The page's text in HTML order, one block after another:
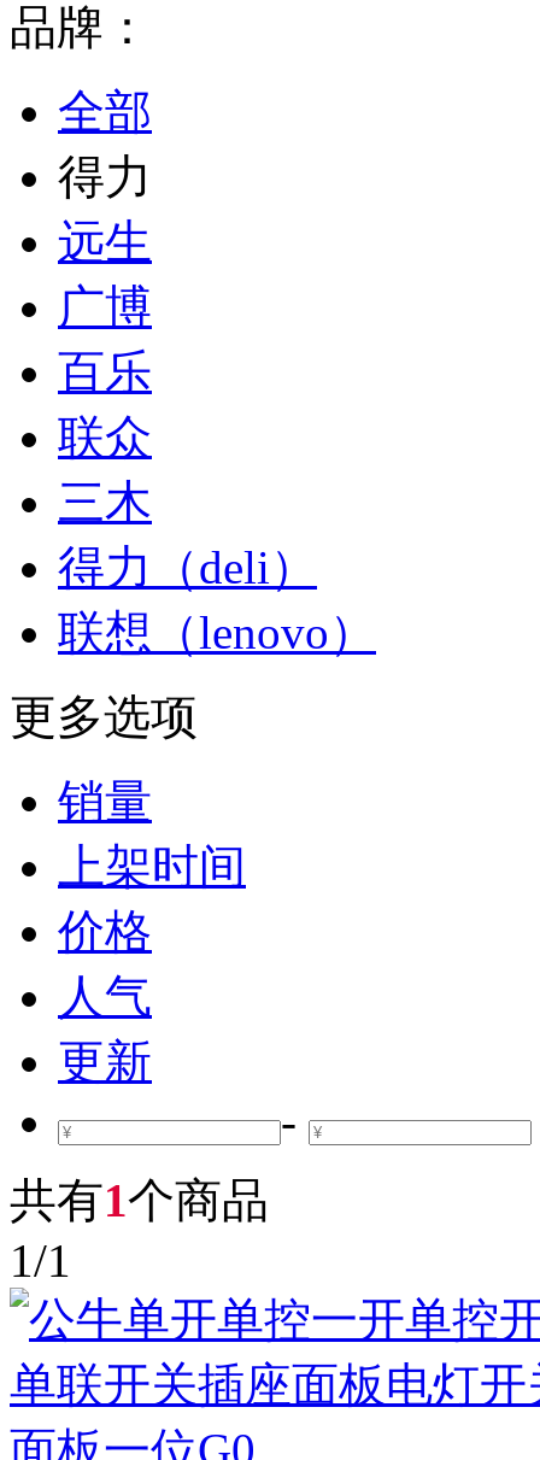
品牌：
全部
得力
远生
广博
百乐
联众
三木
得力（deli）
联想（lenovo）
更多选项
销量
上架时间
价格
人气
更新
-
共有1个商品
1/1